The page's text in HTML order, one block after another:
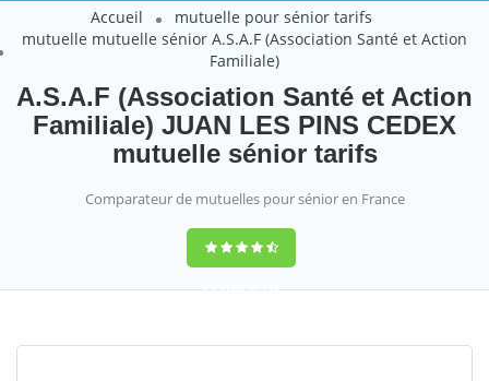
Accueil
mutuelle pour sénior tarifs
mutuelle mutuelle sénior A.S.A.F (Association Santé et Action
Familiale)
A.S.A.F (Association Santé et Action
Familiale) JUAN LES PINS CEDEX
mutuelle sénior tarifs
Comparateur de mutuelles pour sénior en France
9,2(100%)452